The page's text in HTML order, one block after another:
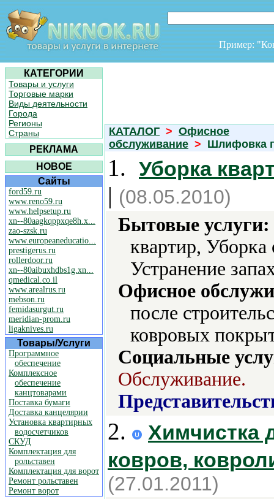
Пример:
КАТЕГОРИИ
Товары и услуги
Торговые марки
Виды деятельности
Города
Регионы
Страны
РЕКЛАМА
НОВОЕ
Сайты
ford59.ru
www.reno59.ru
www.helpsetup.ru
xn--80aagkqppxqe8h.x...
zao-szsk.ru
www.europeaneducatio...
prestigerus.ru
rollerdoor.ru
xn--80aibuxhdbs1g.xn...
qmedical.co.il
www.arealrus.ru
mebson.ru
femidasurgut.ru
meridian-prom.ru
ligaknives.ru
Товары/Услуги
Программное
обеспечение
Комплексное
обеспечение
канцтоварами
Поставка бумаги
Доставка канцелярии
Установка квартирных
водосчетчиков
СКУД
Комплектация для
рольставен
Комплектация для ворот
Ремонт рольставен
Ремонт ворот
КАТАЛОГ > Офисное
обслуживание > Шлифовка
1. Уборка
| (08.05.2010)
Бытовые услуги:
квартир,
Устранение
Офисное
после
ковровых
Социальные
Обслуживание.
2.
Химчистка
ковров,
(27.01.2011)